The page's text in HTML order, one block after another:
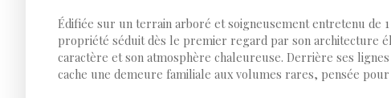
Édifiée sur un terrain arboré et soigneusement entretenu de 1
propriété séduit dès le premier regard par son architecture
caractère et son atmosphère chaleureuse. Derrière ses
cache une demeure familiale aux volumes rares, pensée